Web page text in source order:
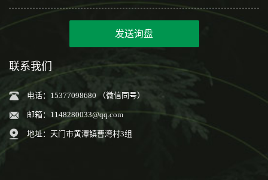
发送询盘
联系我们
电话：15377098680 （微信同号）
邮箱： 1148280033@qq.com
地址：天门市黄潭镇曹湾村3组